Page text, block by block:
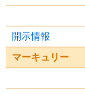
開示情報
マーキュリー